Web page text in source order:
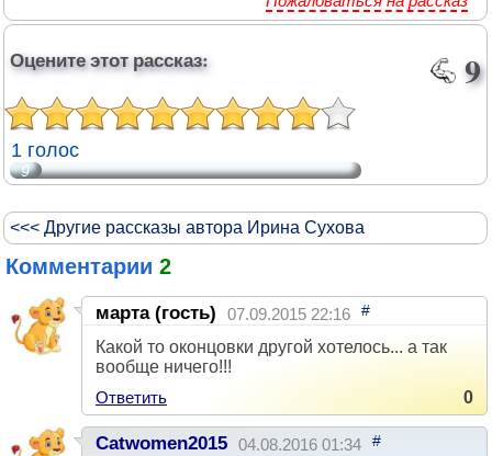
Оцените этот рассказ: 9
1 голос
9
<<< Другие рассказы автора Ирина Сухова
Комментарии 2
марта (гость) 07.09.2015 22:16 #
Какой то оконцовки другой хотелось... а так
вообще ничего!!!
Ответить
0
Catwomen2015 04.08.2016 01:34 #